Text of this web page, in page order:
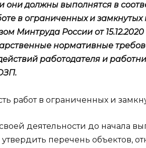
они должны выполнятся в
в ограниченных и замкнутых
Минтруда России от
нормативные
работодателя и
деятельности до начала
перечень объектов,